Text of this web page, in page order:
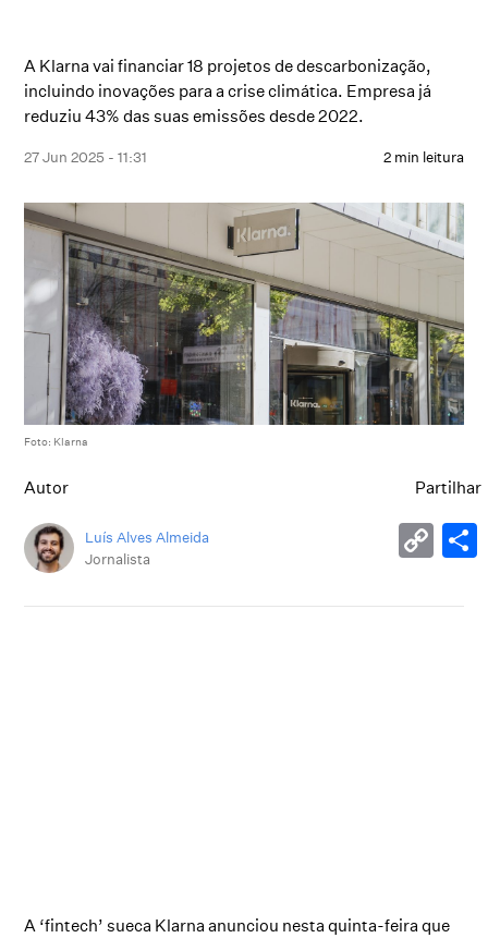
A Klarna vai financiar 18 projetos de descarbonização,
incluindo inovações para a crise climática. Empresa já
reduziu 43% das suas emissões desde 2022.
27 Jun 2025 - 11:31 2 min leitura
Foto: Klarna
Autor
Luís Alves Almeida
Jornalista
Partilhar
A ‘fintech’ sueca Klarna anunciou nesta quinta-feira que